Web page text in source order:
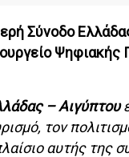
Σύνοδο
Ψηφιακής
– Αιγύπτου
τον
αυτής της